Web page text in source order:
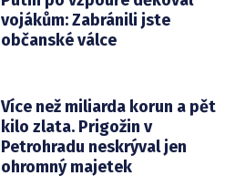
vojákům: Zabránili jste
občanské válce
Více než miliarda korun a pět
kilo zlata. Prigožin v
Petrohradu neskrýval jen
ohromný majetek